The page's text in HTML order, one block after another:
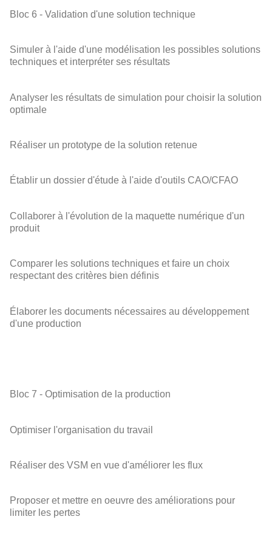
Bloc 6 - Validation d'une solution technique
Simuler à l'aide d'une modélisation les possibles solutions
techniques et interpréter ses résultats
Analyser les résultats de simulation pour choisir la solution
optimale
Réaliser un prototype de la solution retenue
Établir un dossier d'étude à l'aide d'outils CAO/CFAO
Collaborer à l'évolution de la maquette numérique d'un
produit
Comparer les solutions techniques et faire un choix
respectant des critères bien définis
Élaborer les documents nécessaires au développement
d'une production
Bloc 7 - Optimisation de la production
Optimiser l'organisation du travail
Réaliser des VSM en vue d'améliorer les flux
Proposer et mettre en oeuvre des améliorations pour
limiter les pertes